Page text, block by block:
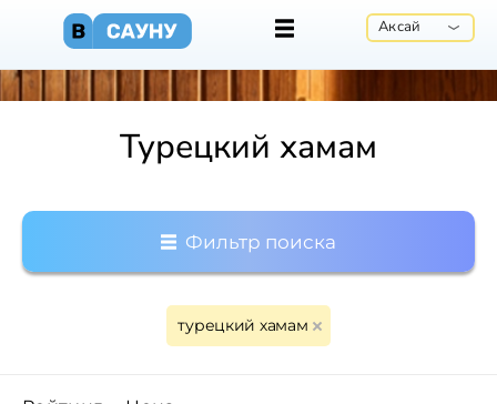
Аксай
Турецкий хамам
Фильтр поиска
турецкий хамам